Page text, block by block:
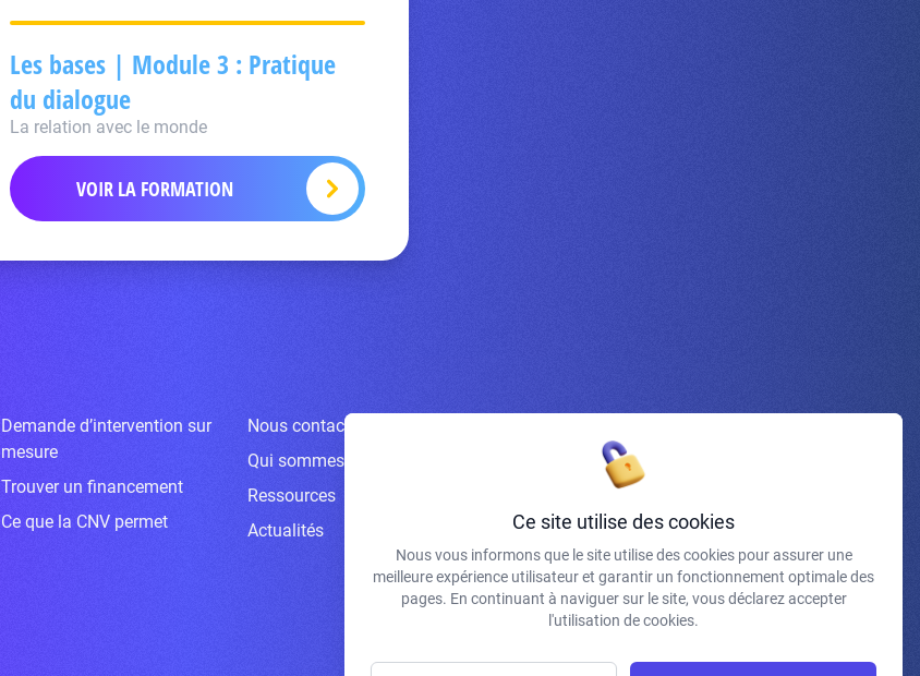
Les bases | Module 3 : Pratique
du dialogue
La relation avec le monde
VOIR LA FORMATION
Demande d’intervention sur
mesure
Trouver un financement
Ce que la CNV permet
Nous contacter
Qui sommes-nous ?
Ressources
Actualités
J'accepte de recevoir vos e-mails et confirme avoir pris
connaissance de votre politique de confidentialité et
mentions légales.
Ce site utilise des cookies
Nous vous informons que le site utilise des cookies pour assurer une
meilleure expérience utilisateur et garantir un fonctionnement optimale des
pages. En continuant à naviguer sur le site, vous déclarez accepter
l'utilisation de cookies.